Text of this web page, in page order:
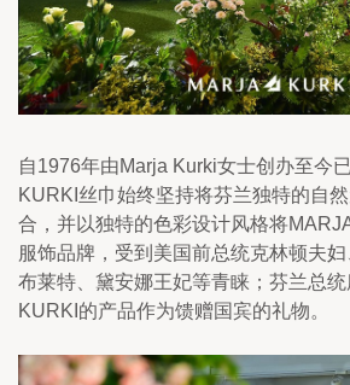
自1976年由Marja Kurki女士创办至今
KURKI丝巾始终坚持将芬兰独特的自
合，并以独特的色彩设计风格将
服饰品牌，受到美国前总统克林顿夫
布莱特、黛安娜王妃等青睐；芬兰总
KURKI的产品作为馈赠国宾的礼物。